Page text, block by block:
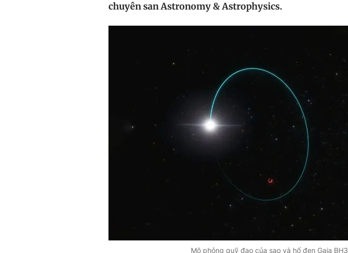
chuyên san Astronomy & Astrophysics.
Mô phỏng quỹ đạo của sao và hố đen Gaia BH3